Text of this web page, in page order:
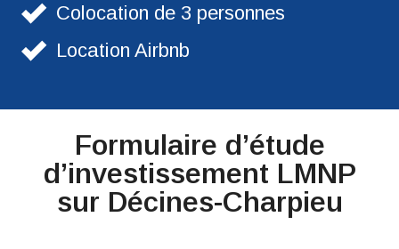
Colocation de 3 personnes
Location Airbnb
Formulaire d’étude
d’investissement LMNP
sur Décines-Charpieu​